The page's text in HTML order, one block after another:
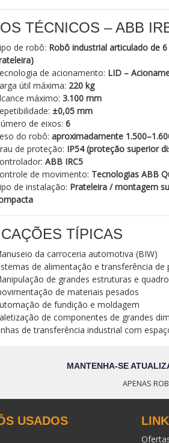
TÉCNICOS – ABB
de robô: Robô industrial articulado de
de acionamento: LID –
útil máxima: 220 kg
máximo: 3.100 mm
±0,05 mm
de eixos: 6
do robô: aproximadamente
de proteção: IP54 (proteção superior
ABB IRC5
de movimento: Tecnologias ABB
de instalação: Prateleira / montagem
TÍPICAS
da carroceria automotiva (BIW)
de alimentação e transferência de
de grandes estruturas e
de materiais pesados
de fundição e moldagem
de componentes de grandes
de transferência industrial com
MANTENHA-SE
APENAS
USADOS